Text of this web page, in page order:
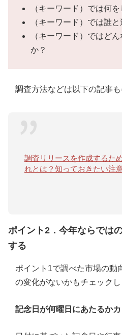
（キーワード）では何
（キーワード）では誰
（キーワード）ではど
か？
調査方法などは以下の記事
調査リリースを作成するた
れとは？知っておきたい注
ポイント2．今年ならでは
する
ポイント1で調べた市場の動
の変化がないかもチェックし
記念日が何曜日にあたるか